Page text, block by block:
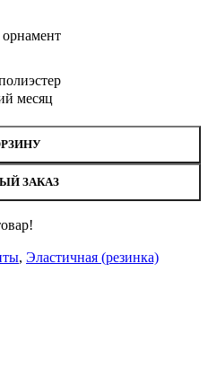
орнамент
месяц
жаккардовая 16С3887-
ЗАКАЗ
, Эластичная (резинка)